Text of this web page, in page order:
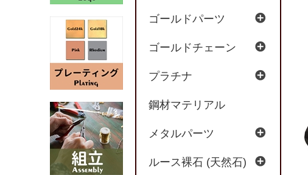
ゴールドパーツ
ゴールドチェーン
プラチナ
鋼材マテリアル
メタルパーツ
ルース裸石 (天然石)